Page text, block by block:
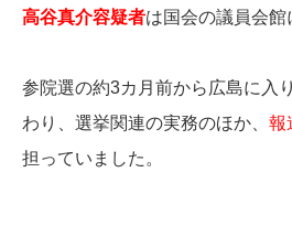
高谷真介容疑者は国会の議員会館
参院選の約3カ月前から広島に入
わり、選挙関連の実務のほか、 報
担っていました。